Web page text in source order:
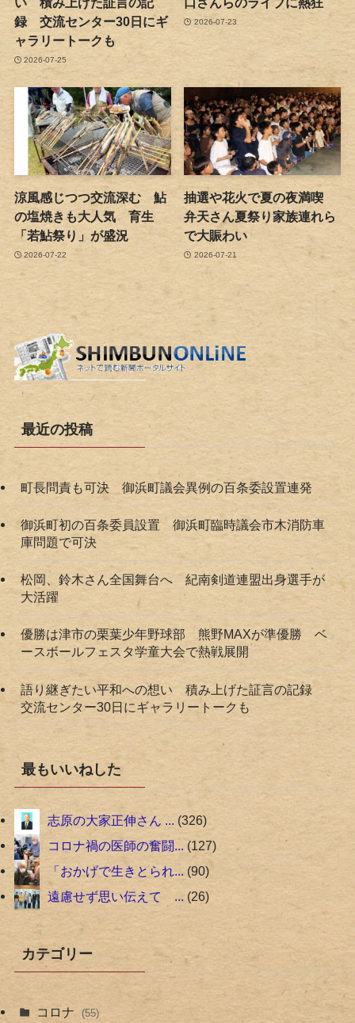
録 交流センター30日にギ
ャラリートークも
2026-07-25
2026-07-23
涼風感じつつ交流深む 鮎
の塩焼きも大人気 育生
「若鮎祭り」が盛況
2026-07-22
抽選や花火で夏の夜満喫
弁天さん夏祭り家族連れら
で大賑わい
2026-07-21
最近の投稿
町長問責も可決 御浜町議会異例の百条委設置連発
御浜町初の百条委員設置 御浜町臨時議会市木消防車
庫問題で可決
松岡、鈴木さん全国舞台へ 紀南剣道連盟出身選手が
大活躍
優勝は津市の栗葉少年野球部 熊野MAXが準優勝 ベ
ースボールフェスタ学童大会で熱戦展開
語り継ぎたい平和への想い 積み上げた証言の記録
交流センター30日にギャラリートークも
最もいいねした
志原の大家正伸さん ... 326
コロナ禍の医師の奮闘... 127
「おかげで生きとられ... 90
遠慮せず思い伝えて ... 26
カテゴリー
コロナ (55)